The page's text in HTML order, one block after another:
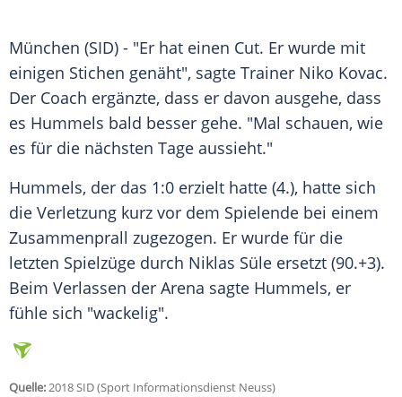
München (SID) - "Er hat einen Cut. Er wurde mit
einigen Stichen genäht", sagte Trainer Niko Kovac.
Der Coach ergänzte, dass er davon ausgehe, dass
es Hummels bald besser gehe. "Mal schauen, wie
es für die nächsten Tage aussieht."
Hummels, der das 1:0 erzielt hatte (4.), hatte sich
die Verletzung kurz vor dem Spielende bei einem
Zusammenprall zugezogen. Er wurde für die
letzten Spielzüge durch Niklas Süle ersetzt (90.+3).
Beim Verlassen der Arena sagte Hummels, er
fühle sich "wackelig".
Quelle:2018 SID (Sport Informationsdienst Neuss)